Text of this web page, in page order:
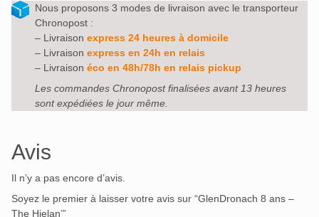
Nous proposons 3 modes de livraison avec le transporteur
Chronopost :
– Livraison express 24 heures à domicile
– Livraison express en 24h en relais
– Livraison éco en 48h/78h en relais pickup
Les commandes Chronopost finalisées avant 13 heures
sont expédiées le jour même.
Avis
Il n’y a pas encore d’avis.
Soyez le premier à laisser votre avis sur “GlenDronach 8 ans –
The Hielan’”